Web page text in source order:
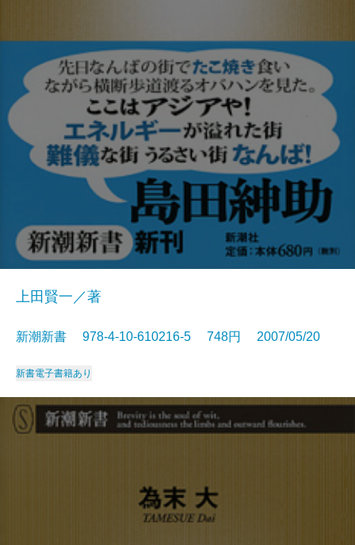
上田賢一／著
新潮新書 978-4-10-610216-5 748円 2007/05/20
新書電子書籍あり